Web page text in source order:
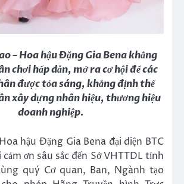
– Hoa hậu Đặng Gia Bena khẳng
chơi hấp dẫn, mở ra cơ hội để các
được tỏa sáng, khẳng định thế
xây dựng nhân hiệu, thương hiệu
doanh nghiệp.
hậu Đặng Gia Bena đại diện BTC
ơn sâu sắc đến Sở VHTTDL tỉnh
quý Cơ quan, Ban, Ngành tạo